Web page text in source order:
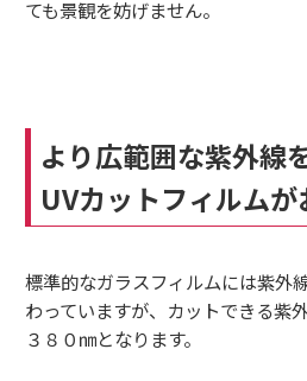
ても景観を妨げません。
より広範囲な紫外線
UVカットフィルムが
標準的なガラスフィルムには紫外
わっていますが、カットできる紫
３８０㎚となります。